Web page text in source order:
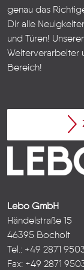
genau das
Dir alle
und Türen!
Weiterverarbeiter
Bereich!
Lebo GmbH
Händelstraße 15
46395 Bocholt
Tel.: +49 2871
Fax: +49 2871